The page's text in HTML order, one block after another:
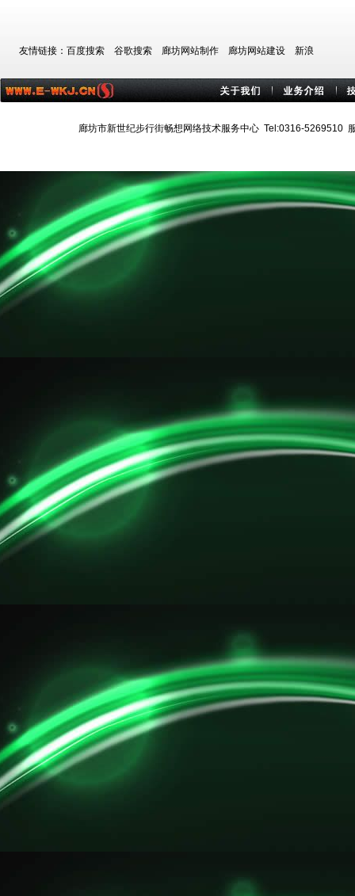
友情链接： 百度搜索 谷歌搜索 廊坊网站制作 廊坊网站建设 新浪
廊坊市新世纪步行街畅想网络技术服务中心 Tel:0316-5269510